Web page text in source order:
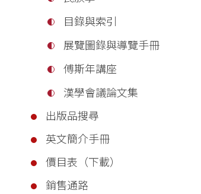
目錄與索引
展覽圖錄與導覽手冊
傅斯年講座
漢學會議論文集
出版品搜尋
英文簡介手冊
價目表（下載）
銷售通路